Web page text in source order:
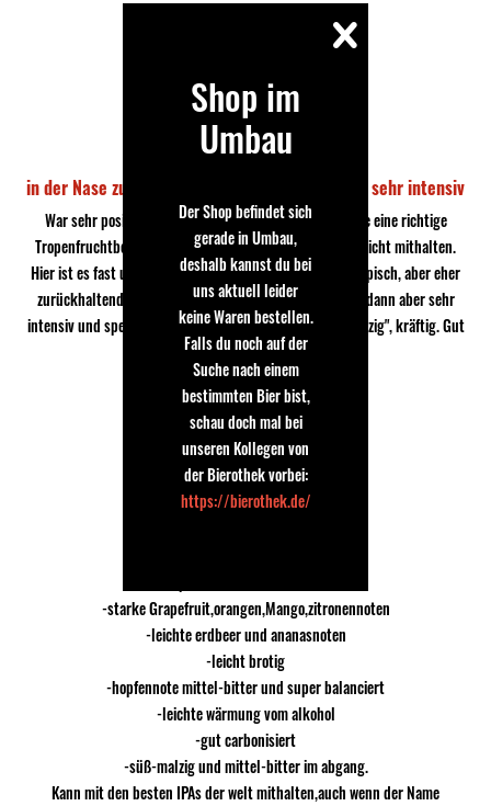
Paul
20.03.2016
in der Nase zurückhaltend, geschmacklich aber sehr intensiv
War sehr positiv überrascht! Viele IPAs sind in der Nase eine richtige
Tropenfruchtbombe, können dann geschmacklich aber nicht mithalten.
Hier ist es fast umgekehrt: In der Nase zwar schon IPA-typisch, aber eher
zurückhaltend und auch etwas "boozy". Der Geschmack dann aber sehr
intensiv und speziell, schwer definierbar: Süß, Säure, "würzig", kräftig. Gut
bitter und normal karbonisiert.
Steffen
21.01.2015
-starke Grapefruit,orangen,Mango,zitronennoten
-leichte erdbeer und ananasnoten
-leicht brotig
-hopfennote mittel-bitter und super balanciert
-leichte wärmung vom alkohol
-gut carbonisiert
-süß-malzig und mittel-bitter im abgang.
Kann mit den besten IPAs der welt mithalten,auch wenn der Name
Shop im
Umbau
Der Shop befindet sich
gerade in Umbau,
deshalb kannst du bei
uns aktuell leider
keine Waren bestellen.
Falls du noch auf der
Suche nach einem
bestimmten Bier bist,
schau doch mal bei
unseren Kollegen von
der Bierothek vorbei:
https://bierothek.de/